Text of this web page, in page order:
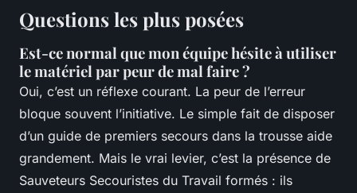
Questions les plus posées
Est-ce normal que mon équipe hésite à utiliser
le matériel par peur de mal faire ?
Oui, c’est un réflexe courant. La peur de l’erreur
bloque souvent l’initiative. Le simple fait de disposer
d’un guide de premiers secours dans la trousse aide
grandement. Mais le vrai levier, c’est la présence de
Sauveteurs Secouristes du Travail formés : ils